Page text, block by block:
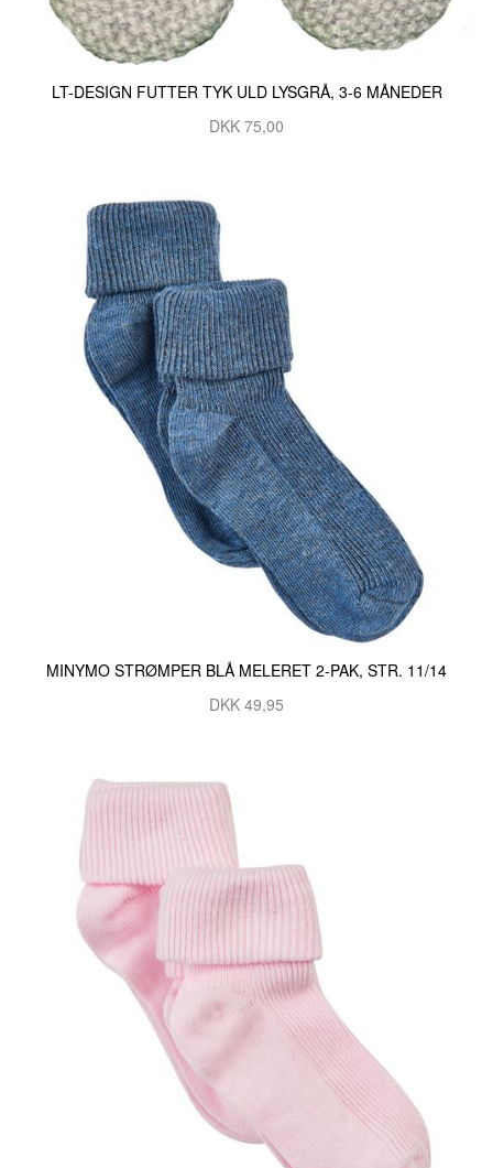
LT-DESIGN FUTTER TYK ULD LYSGRÅ, 3-6 MÅNEDER
DKK 75,00
MINYMO STRØMPER BLÅ MELERET 2-PAK, STR. 11/14
DKK 49,95